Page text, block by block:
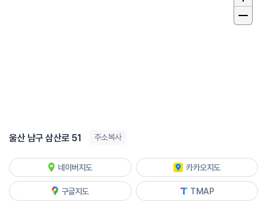
울산 남구 삼산로 51 주소복사
네이버지도 카카오지도
구글지도 TMAP